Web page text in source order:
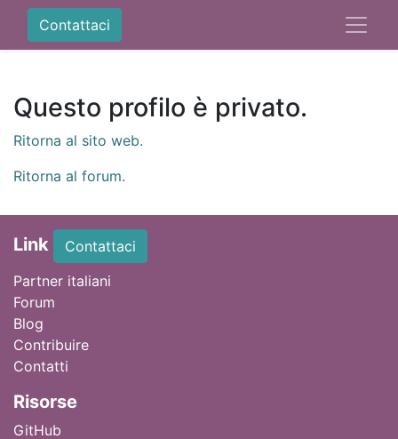
Contattaci
Questo profilo è privato.
Ritorna al sito web.
Ritorna al forum.
Link
Contattaci
Partner italiani
Forum
Blog
Contribuire
Contatti
Risorse
GitHub